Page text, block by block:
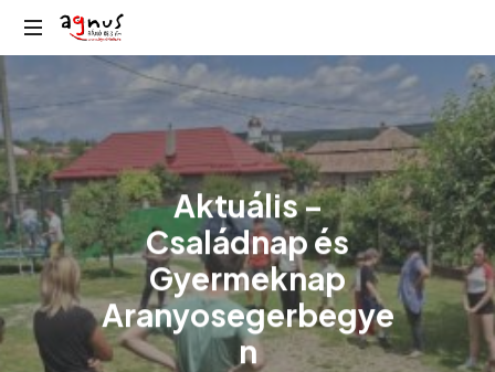
Agnus
Kolozsvár
Aktuális –
Családnap és
Gyermeknap
Aranyosegerbegye
n